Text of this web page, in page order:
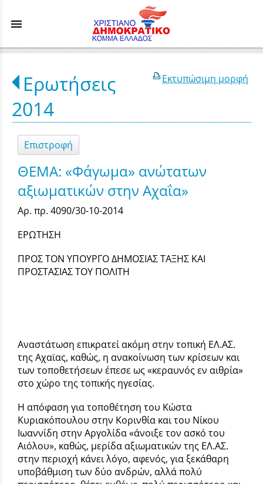
menu
Εκτυπώσιμη μορφή
Ερωτήσεις
2014
Επιστροφή
ΘΕΜΑ: «Φάγωμα» ανώτατων
αξιωματικών στην Αχαΐα»
Αρ. πρ. 4090/30-10-2014
ΕΡΩΤΗΣΗ
ΠΡΟΣ ΤΟΝ ΥΠΟΥΡΓΟ ΔΗΜΟΣΙΑΣ ΤΑΞΗΣ ΚΑΙ
ΠΡΟΣΤΑΣΙΑΣ ΤΟΥ ΠΟΛΙΤΗ
Αναστάτωση επικρατεί ακόμη στην τοπική ΕΛ.ΑΣ.
της Αχαϊας, καθώς, η ανακοίνωση των κρίσεων και
των τοποθετήσεων έπεσε ως «κεραυνός εν αιθρία»
στο χώρο της τοπικής ηγεσίας.
Η απόφαση για τοποθέτηση του Κώστα
Κυριακόπουλου στην Κορινθία και του Νίκου
Ιωαννίδη στην Αργολίδα «άνοιξε τον ασκό του
Αιόλου», καθώς, μερίδα αξιωματικών της ΕΛ.ΑΣ.
στην περιοχή κάνει λόγο, αφενός, για ξεκάθαρη
υποβάθμιση των δύο ανδρών, αλλά πολύ